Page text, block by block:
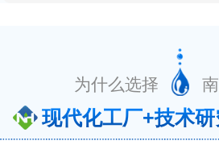
为什么选择 南
现代化工厂+技术